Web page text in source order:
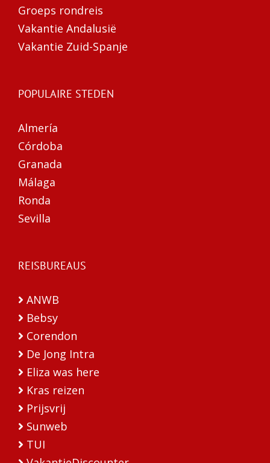
Groeps rondreis
Vakantie Andalusië
Vakantie Zuid-Spanje
POPULAIRE STEDEN
Almería
Córdoba
Granada
Málaga
Ronda
Sevilla
REISBUREAUS
ANWB
Bebsy
Corendon
De Jong Intra
Eliza was here
Kras reizen
Prijsvrij
Sunweb
TUI